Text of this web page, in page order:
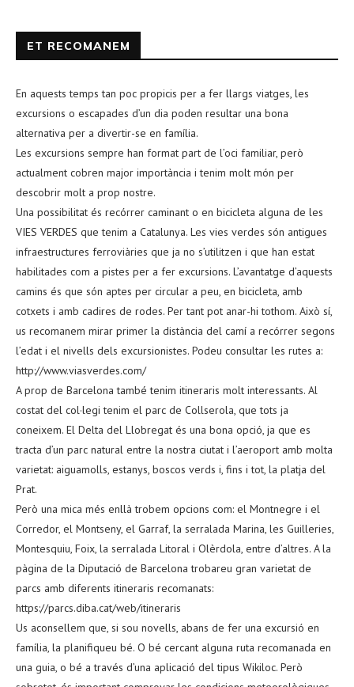
ET RECOMANEM
En aquests temps tan poc propicis per a fer llargs viatges, les
excursions o escapades d’un dia poden resultar una bona
alternativa per a divertir-se en família.
Les excursions sempre han format part de l’oci familiar, però
actualment cobren major importància i tenim molt món per
descobrir molt a prop nostre.
Una possibilitat és recórrer caminant o en bicicleta alguna de les
VIES VERDES que tenim a Catalunya. Les vies verdes són antigues
infraestructures ferroviàries que ja no s’utilitzen i que han estat
habilitades com a pistes per a fer excursions. L’avantatge d’aquests
camins és que són aptes per circular a peu, en bicicleta, amb
cotxets i amb cadires de rodes. Per tant pot anar-hi tothom. Això sí,
us recomanem mirar primer la distància del camí a recórrer segons
l’edat i el nivells dels excursionistes. Podeu consultar les rutes a:
http://www.viasverdes.com/
A prop de Barcelona també tenim itineraris molt interessants. Al
costat del col·legi tenim el parc de Collserola, que tots ja
coneixem. El Delta del Llobregat és una bona opció, ja que es
tracta d’un parc natural entre la nostra ciutat i l’aeroport amb molta
varietat: aiguamolls, estanys, boscos verds i, fins i tot, la platja del
Prat.
Però una mica més enllà trobem opcions com: el Montnegre i el
Corredor, el Montseny, el Garraf, la serralada Marina, les Guilleries,
Montesquiu, Foix, la serralada Litoral i Olèrdola, entre d’altres. A la
pàgina de la Diputació de Barcelona trobareu gran varietat de
parcs amb diferents itineraris recomanats:
https://parcs.diba.cat/web/itineraris
Us aconsellem que, si sou novells, abans de fer una excursió en
família, la planifiqueu bé. O bé cercant alguna ruta recomanada en
una guia, o bé a través d’una aplicació del tipus Wikiloc. Però